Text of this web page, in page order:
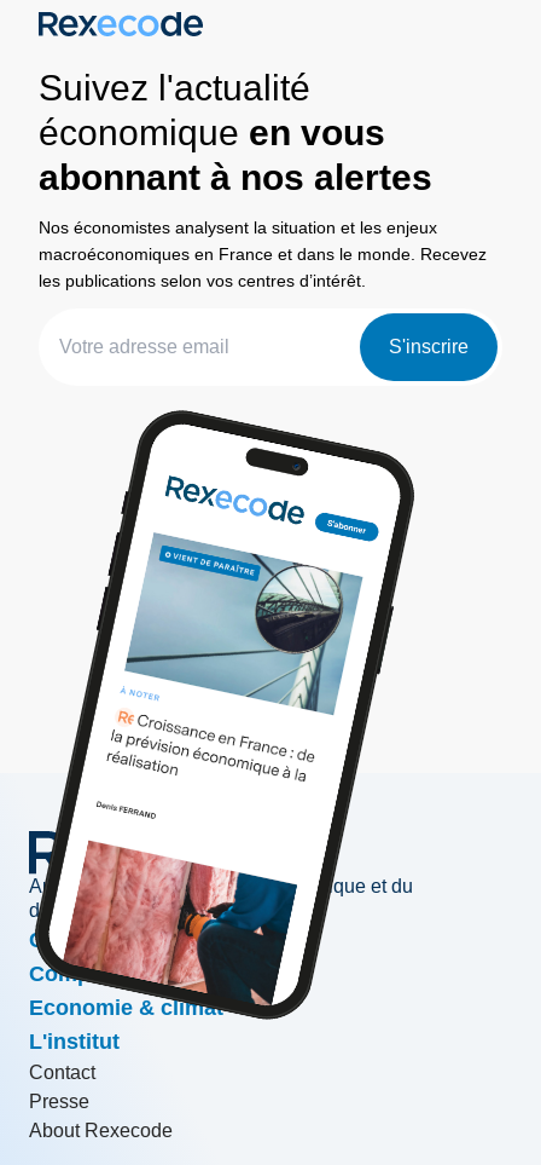
Suivez l'actualité
économique en vous
abonnant à nos alertes
Nos économistes analysent la situation et les enjeux
macroéconomiques en France et dans le monde. Recevez
les publications selon vos centres d’intérêt.
S'inscrire
Au service de l'information économique et du
développement des entreprises
Conjoncture & prévisions
Compétitivité & croissance
Economie & climat
L'institut
Contact
Presse
About Rexecode